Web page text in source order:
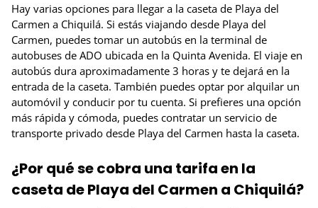
Hay varias opciones para llegar a la caseta de Playa del
Carmen a Chiquilá. Si estás viajando desde Playa del
Carmen, puedes tomar un autobús en la terminal de
autobuses de ADO ubicada en la Quinta Avenida. El viaje en
autobús dura aproximadamente 3 horas y te dejará en la
entrada de la caseta. También puedes optar por alquilar un
automóvil y conducir por tu cuenta. Si prefieres una opción
más rápida y cómoda, puedes contratar un servicio de
transporte privado desde Playa del Carmen hasta la caseta.
¿Por qué se cobra una tarifa en la
caseta de Playa del Carmen a Chiquilá?